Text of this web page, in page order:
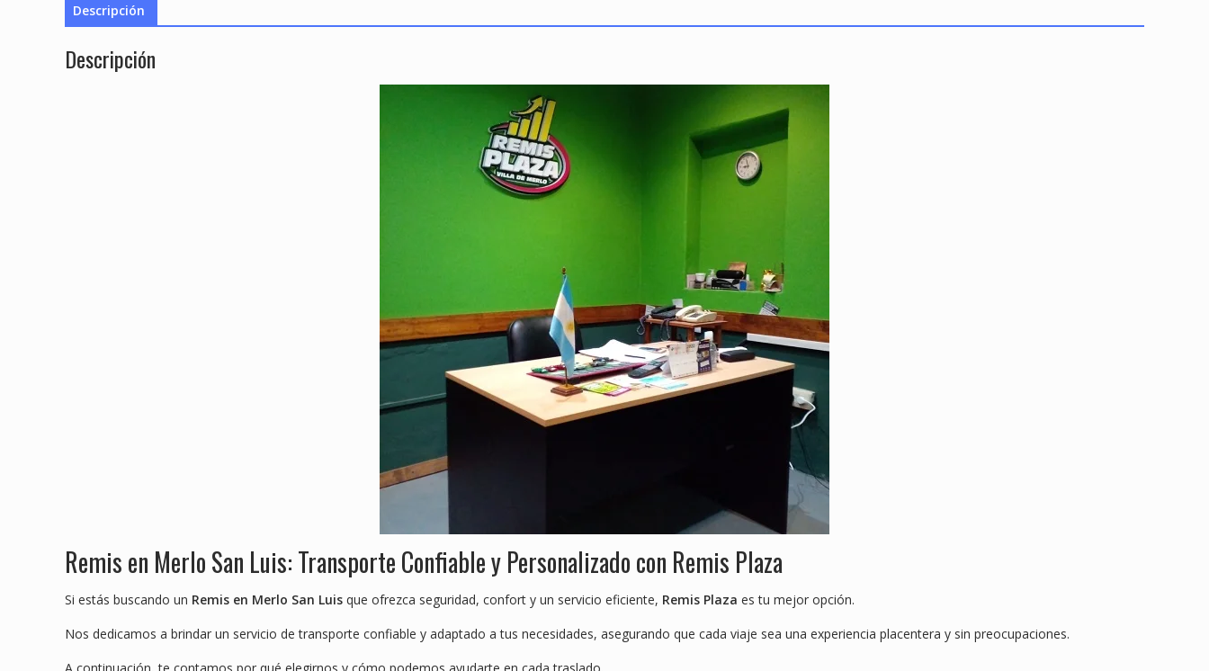
Descripción
Descripción
Remis en Merlo San Luis: Transporte Confiable y Personalizado con Remis Plaza
Si estás buscando un Remis en Merlo San Luis que ofrezca seguridad, confort y un servicio eficiente, Remis Plaza es tu mejor opción.
Nos dedicamos a brindar un servicio de transporte confiable y adaptado a tus necesidades, asegurando que cada viaje sea una experiencia placentera y sin preocupaciones.